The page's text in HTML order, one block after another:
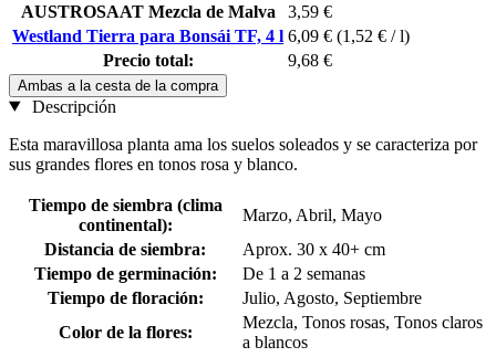
AUSTROSAAT Mezcla de Malva
3,59 €
Westland Tierra para Bonsái TF, 4 l 6,09 € (1,52 € / l)
Precio total:
9,68 €
Ambas a la cesta de la compra
Descripción
Esta maravillosa planta ama los suelos soleados y se caracteriza por
sus grandes flores en tonos rosa y blanco.
Tiempo de siembra (clima
continental):
Marzo, Abril, Mayo
Distancia de siembra:
Aprox. 30 x 40+ cm
Tiempo de germinación:
De 1 a 2 semanas
Tiempo de floración:
Julio, Agosto, Septiembre
Color de la flores:
Mezcla, Tonos rosas, Tonos claros
a blancos